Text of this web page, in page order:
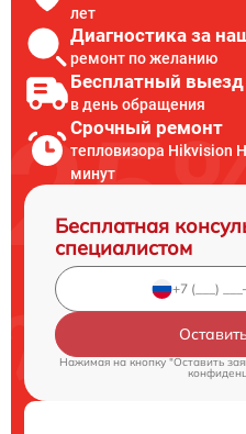
лет
Диагностика за
ремонт по желанию
Бесплатный выезд
в день обращения
Срочный ремонт
тепловизора Hikvision
минут
Бесплатная
специалистом
Нажимая на кнопку "Оставить